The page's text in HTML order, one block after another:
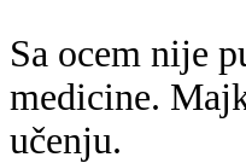
Sa ocem nije
medicine.
učenju.